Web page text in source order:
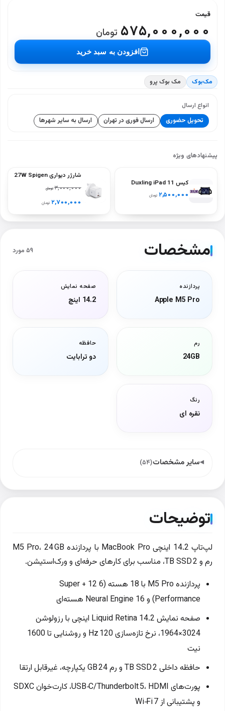
قیمت
۵۷۵,۰۰۰,۰۰۰ تومان
افزودن به سبد خرید
مک‌بوک مک بوک پرو
انواع ارسال
تحویل حضوری ارسال فوری در تهران ارسال به سایر شهرها
پیشنهادهای ویژه
کیس Duxling iPad 11
نسل A16
بنفش
۲,۵۰۰,۰۰۰ تومان
شارژر دیواری 27W Spigen
۳,۰۰۰,۰۰۰تومان
۲,۷۰۰,۰۰۰ تومان
مشخصات ۵۹ مورد
پردازنده
Apple M5 Pro
صفحه نمایش
14.2 اینچ
رم
24GB
حافظه
دو ترابایت
رنگ
نقره ای
سایر مشخصات(۵۴)
توضیحات
لپ‌تاپ 14.2 اینچی MacBook Pro با پردازنده M5 Pro، 24 GB
رم و 2 TB SSD، مناسب برای کارهای حرفه‌ای و ورک‌استیشن.
پردازنده M5 Pro با 18 هسته (6 Super + 12
Performance) و Neural Engine 16 هسته‌ای
صفحه نمایش Liquid Retina 14.2 اینچی با رزولوشن
3024×1964، نرخ تازه‌سازی 120 Hz و روشنایی تا 1600
نیت
حافظه داخلی 2 TB SSD و رم 24 GB یکپارچه، غیرقابل ارتقا
پورت‌های USB‑C/Thunderbolt 5، HDMI، کارت‌خوان SDXC
و پشتیبانی از Wi‑Fi 7